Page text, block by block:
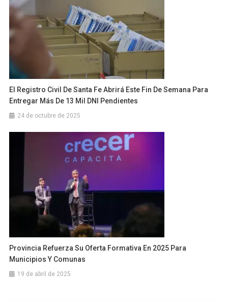
El Registro Civil De Santa Fe Abrirá Este Fin De Semana Para
Entregar Más De 13 Mil DNI Pendientes
24 de octubre de 2025
Provincia Refuerza Su Oferta Formativa En 2025 Para
Municipios Y Comunas
19 de abril de 2025